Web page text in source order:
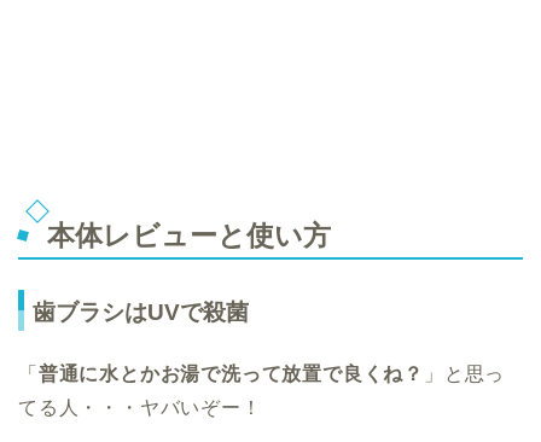
本体レビューと使い方
歯ブラシはUVで殺菌
「 普通に水とかお湯で洗って放置で良くね？ 」と思っ
てる人・・・ヤバいぞー！